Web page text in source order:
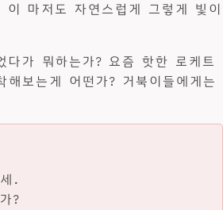
마저도 자연스럽게 그렇게 빛이
다가 뭐하는가? 요즘 핫한 로케트
보는게 어떤가? 거북이들에게는
.
?